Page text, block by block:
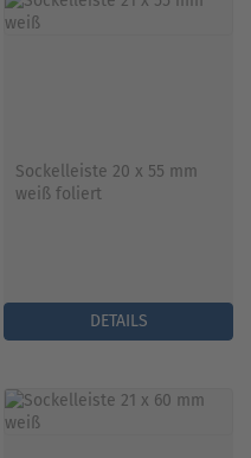
Sockelleiste 20 x 55 mm
weiß foliert
DETAILS